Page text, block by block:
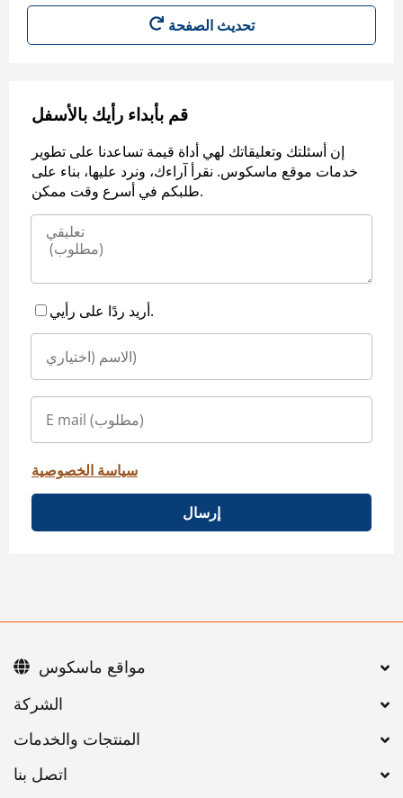
تحديث الصفحة
قم بأبداء رأيك بالأسفل
إن أسئلتك وتعليقاتك لهي أداة قيمة تساعدنا على تطوير
خدمات موقع ماسكوس. نقرأ آراءك، ونرد عليها، بناء على
طلبكم في أسرع وقت ممكن.
أريد ردًا على رأيي.
سياسة الخصوصية
إرسال
اتصل بنا
مواقع ماسكوس